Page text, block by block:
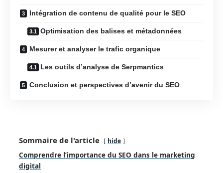
Intégration de contenu de qualité pour le SEO
Optimisation des balises et métadonnées
Mesurer et analyser le trafic organique
Les outils d’analyse de Serpmantics
Conclusion et perspectives d’avenir du SEO
Sommaire de l'article hide
Comprendre l’importance du SEO dans le marketing
digital